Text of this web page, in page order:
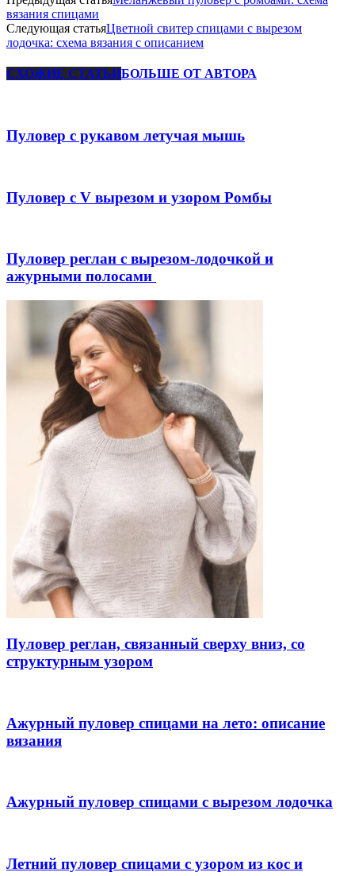
вязания спицами
Следующая статьяЦветной свитер спицами с вырезом
лодочка: схема вязания с описанием
СХОЖИЕ СТАТЬИБОЛЬШЕ ОТ АВТОРА
Пуловер с рукавом летучая мышь
Пуловер с V вырезом и узором Ромбы
Пуловер реглан с вырезом-лодочкой и
ажурными полосами
Пуловер реглан, связанный сверху вниз, со
структурным узором
Ажурный пуловер спицами на лето: описание
вязания
Ажурный пуловер спицами с вырезом лодочка
Летний пуловер спицами с узором из кос и